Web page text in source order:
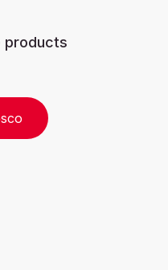
products